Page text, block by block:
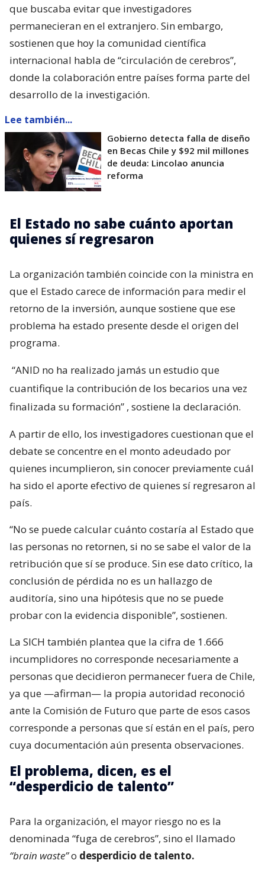
que buscaba evitar que investigadores
permanecieran en el extranjero. Sin embargo,
sostienen que hoy la comunidad científica
internacional habla de “circulación de cerebros”,
donde la colaboración entre países forma parte del
desarrollo de la investigación.
Lee también...
Gobierno detecta falla de diseño
en Becas Chile y $92 mil millones
de deuda: Lincolao anuncia
reforma
El Estado no sabe cuánto aportan
quienes sí regresaron
La organización también coincide con la ministra en
que el Estado carece de información para medir el
retorno de la inversión, aunque sostiene que ese
problema ha estado presente desde el origen del
programa.
“ANID no ha realizado jamás un estudio que
cuantifique la contribución de los becarios una vez
finalizada su formación” , sostiene la declaración.
A partir de ello, los investigadores cuestionan que el
debate se concentre en el monto adeudado por
quienes incumplieron, sin conocer previamente cuál
ha sido el aporte efectivo de quienes sí regresaron al
país.
“No se puede calcular cuánto costaría al Estado que
las personas no retornen, si no se sabe el valor de la
retribución que sí se produce. Sin ese dato crítico, la
conclusión de pérdida no es un hallazgo de
auditoría, sino una hipótesis que no se puede
probar con la evidencia disponible”, sostienen.
La SICH también plantea que la cifra de 1.666
incumplidores no corresponde necesariamente a
personas que decidieron permanecer fuera de Chile,
ya que —afirman— la propia autoridad reconoció
ante la Comisión de Futuro que parte de esos casos
corresponde a personas que sí están en el país, pero
cuya documentación aún presenta observaciones.
El problema, dicen, es el
“desperdicio de talento”
Para la organización, el mayor riesgo no es la
denominada “fuga de cerebros”, sino el llamado
“brain waste”o desperdicio de talento.